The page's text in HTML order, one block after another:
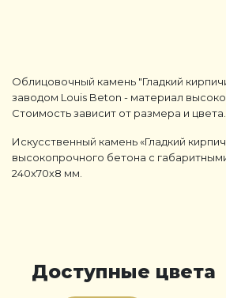
Облицовочный камень "Гладкий
заводом Louis Beton - материал
Стоимость зависит от размера и цвета.
Искусственный камень «Гладкий
высокопрочного бетона с
240х70х8 мм.
Доступные цвета